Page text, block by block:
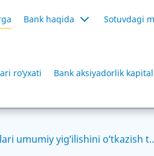
Bank haqida Sotuvdagi
ro‘yxati Bank aksiyadorlik
umumiy yig‘ilishini o‘tkazish